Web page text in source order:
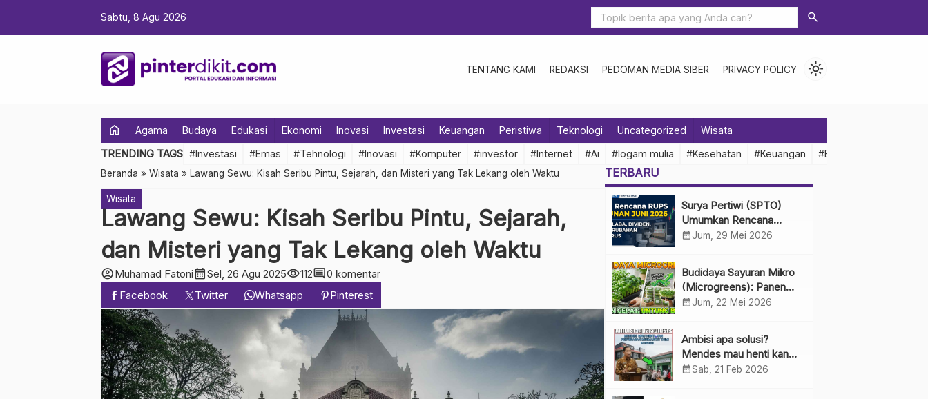
Sabtu, 8 Agu 2026 search
TENTANG KAMI REDAKSI PEDOMAN MEDIA SIBER PRIVACY POLICY light_mode
home Agama Budaya Edukasi Ekonomi Inovasi Investasi Keuangan Peristiwa Teknologi Uncategorized Wisata
TRENDING TAGS #Investasi #Emas #Tehnologi #Inovasi #Komputer #investor #Internet #Ai #logam mulia #Kesehatan #Keuangan #Ekonomi Indonesia
Beranda » Wisata » Lawang Sewu: Kisah Seribu Pintu, Sejarah, dan Misteri yang Tak Lekang oleh Waktu
Wisata
Lawang Sewu: Kisah Seribu Pintu, Sejarah,
dan Misteri yang Tak Lekang oleh Waktu
account_circleMuhamad Fatonicalendar_monthSel, 26 Agu 2025visibility112comment0 komentar
Facebook
Twitter Whatsapp Pinterest
TERBARU
Surya Pertiwi (SPTO)
Umumkan Rencana
RUPS Tahunan Juni 2026,
Penguru
calendar_monthJum, 29 Mei 2026
Budidaya Sayuran Mikro
(Microgreens): Panen
Cepat, Untung Besar
calendar_monthJum, 22 Mei 2026
Ambisi apa solusi?
Mendes mau henti kan
penyebaran minimarket
calendar_monthSab, 21 Feb 2026